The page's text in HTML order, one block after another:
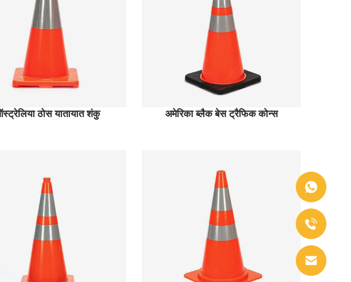
ठोस यातायात शंकु अमेरिका ब्लैक बेस ट्रैफिक कोन्स